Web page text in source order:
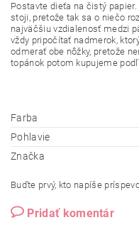
Postavte dieťa na čistý
stoji, pretože tak sa o niečo
najväčšiu vzdialenosť medzi
vždy pripočítať nadmerok,
odmerať obe nôžky, pretože
topánok potom kupujeme
Farba
Pohlavie
Značka
Buďte prvý, kto napíše
Pridať komentár